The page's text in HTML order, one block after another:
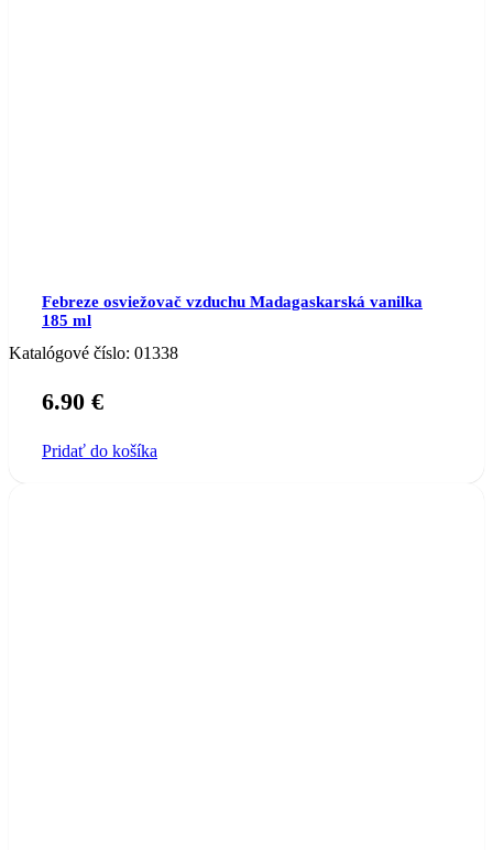
Febreze osviežovač vzduchu Madagaskarská vanilka
185 ml
Katalógové číslo: 01338
6.90 €
Pridať do košíka